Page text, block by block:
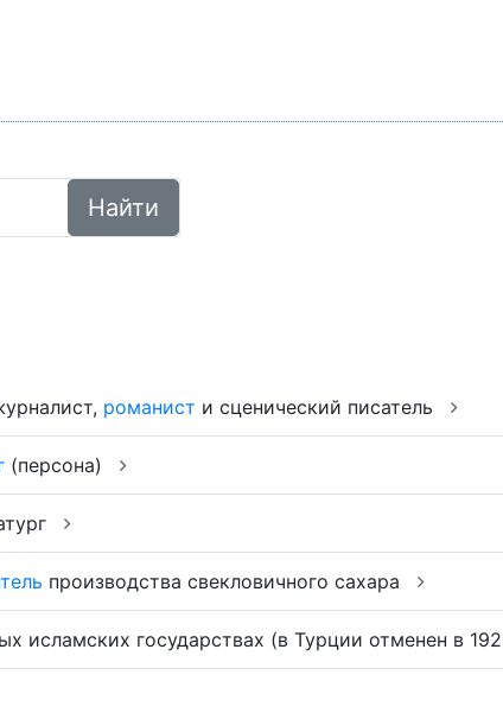
Найти
романист и сценический писатель
(персона)
производства свекловичного сахара
исламских государствах (в Турции отменен в